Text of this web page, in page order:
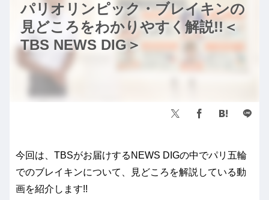
パリオリンピック・ブレイキンの
見どころをわかりやすく解説!!＜
TBS NEWS DIG＞
今回は、TBSがお届けするNEWS DIGの中でパリ五輪
でのブレイキンについて、見どころを解説している動
画を紹介します!!